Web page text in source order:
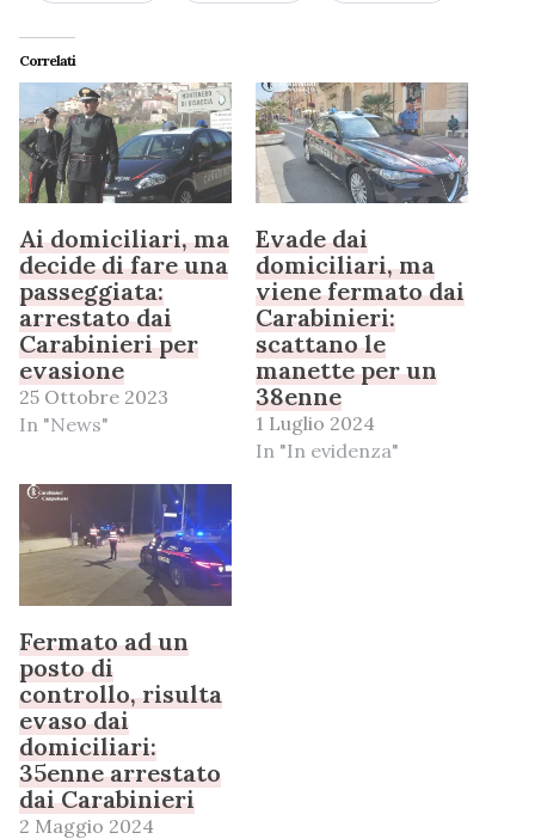
Correlati
Ai domiciliari, ma
decide di fare una
passeggiata:
arrestato dai
Carabinieri per
evasione
25 Ottobre 2023
In "News"
Evade dai
domiciliari, ma
viene fermato dai
Carabinieri:
scattano le
manette per un
38enne
1 Luglio 2024
In "In evidenza"
Fermato ad un
posto di
controllo, risulta
evaso dai
domiciliari:
35enne arrestato
dai Carabinieri
2 Maggio 2024